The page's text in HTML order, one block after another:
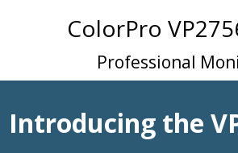
ColorPro
Professional
Introducing the